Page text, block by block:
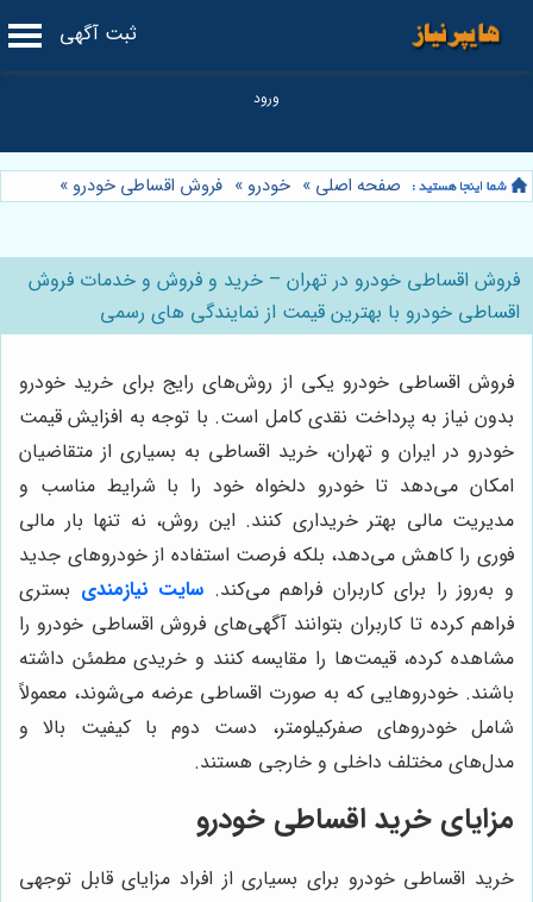
ثبت آگهی
صفحه اصلی » خودرو » فروش اقساطی خودرو »
فروش اقساطی خودرو در تهران – خرید و فروش و خدمات فروش
اقساطی خودرو با بهترین قیمت از نمایندگی های رسمی
فروش اقساطی خودرو یکی از روش‌های رایج برای خرید خودرو
بدون نیاز به پرداخت نقدی کامل است. با توجه به افزایش قیمت
خودرو در ایران و تهران، خرید اقساطی به بسیاری از متقاضیان
امکان می‌دهد تا خودرو دلخواه خود را با شرایط مناسب و
مدیریت مالی بهتر خریداری کنند. این روش، نه تنها بار مالی
فوری را کاهش می‌دهد، بلکه فرصت استفاده از خودروهای جدید
و به‌روز را برای کاربران فراهم می‌کند. سایت نیازمندی بستری
فراهم کرده تا کاربران بتوانند آگهی‌های فروش اقساطی خودرو را
مشاهده کرده، قیمت‌ها را مقایسه کنند و خریدی مطمئن داشته
باشند. خودروهایی که به صورت اقساطی عرضه می‌شوند، معمولاً
شامل خودروهای صفرکیلومتر، دست دوم با کیفیت بالا و
مدل‌های مختلف داخلی و خارجی هستند.
مزایای خرید اقساطی خودرو
خرید اقساطی خودرو برای بسیاری از افراد مزایای قابل توجهی